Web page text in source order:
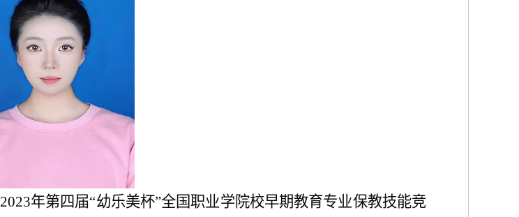
2023年第四届“幼乐美杯”全国职业学院校早期教育专业保教技能竞